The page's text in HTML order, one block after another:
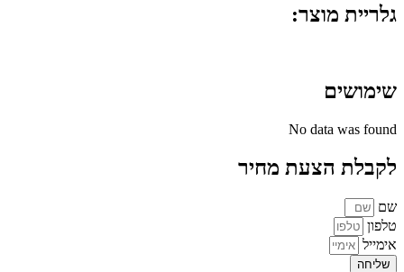
גלריית מוצר:
שימושים
No data was found
לקבלת הצעת מחיר
שם
טלפון
אימייל
שליחה